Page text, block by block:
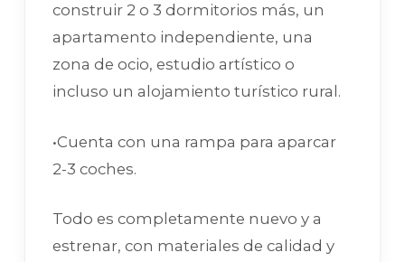
construir 2 o 3 dormitorios más, un
apartamento independiente, una
zona de ocio, estudio artístico o
incluso un alojamiento turístico rural.
•Cuenta con una rampa para aparcar
2-3 coches.
Todo es completamente nuevo y a
estrenar, con materiales de calidad y